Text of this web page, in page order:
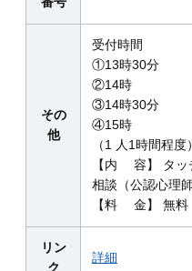
その
他
受付時間
①13時30分
②14時
③14時30分
④15時
（1 人1時間程度）
【内 容】 タッ
相談（公認心理師
【料 金】 無料
リン
ク
詳細